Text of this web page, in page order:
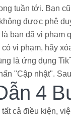
tuần tới. Bạn
được phê
bạn đã vi phạm
có vi phạm, hãy
là ứng dụng
"Cập nhật".
4
tất cả điều kiện,